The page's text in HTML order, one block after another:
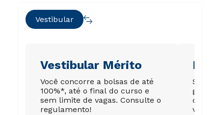
Vestibular
Vestibular Mérito
Você concorre a bolsas de até
100%*, até o final do curso e
sem limite de vagas. Consulte o
regulamento!
Sua
de até
válida